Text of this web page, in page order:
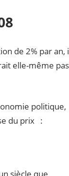
de 2% par an,
elle-même pas
politique,
du prix :